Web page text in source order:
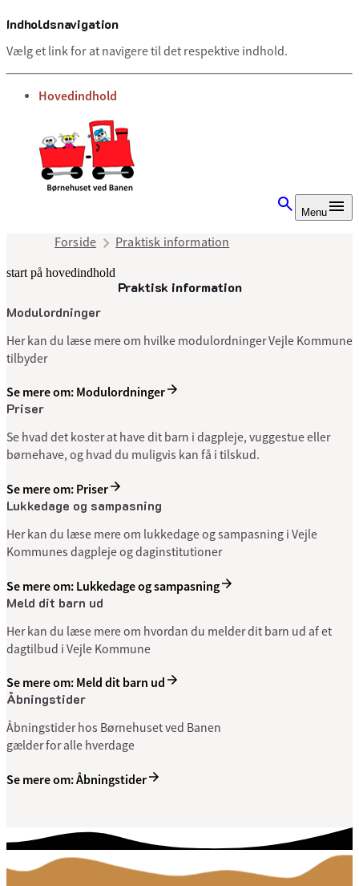
Indholdsnavigation
Vælg et link for at navigere til det respektive indhold.
gå til
Hovedindhold
Menu
Forside Praktisk information
start på hovedindhold
Praktisk information
senest opdateret 2. juli 2025
Modulordninger
Her kan du læse mere om hvilke modulordninger Vejle Kommune
tilbyder
Se mere om: Modulordninger
Priser
Se hvad det koster at have dit barn i dagpleje, vuggestue eller
børnehave, og hvad du muligvis kan få i tilskud.
Se mere om: Priser
Lukkedage og sampasning
Her kan du læse mere om lukkedage og sampasning i Vejle
Kommunes dagpleje og daginstitutioner
Se mere om: Lukkedage og sampasning
Meld dit barn ud
Her kan du læse mere om hvordan du melder dit barn ud af et
dagtilbud i Vejle Kommune
Se mere om: Meld dit barn ud
Åbningstider
Åbningstider hos Børnehuset ved Banen
gælder for alle hverdage
Se mere om: Åbningstider